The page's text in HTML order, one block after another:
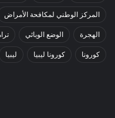
المركز الوطني لمكافحة الأمراض
الهجرة الوضع الوبائي
كورونا كورونا ليبيا ليبيا